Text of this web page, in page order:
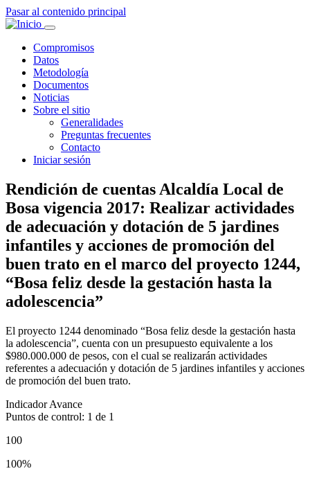
Pasar al contenido principal
Main
navigation
Compromisos
Datos
Metodología
Documentos
Noticias
Sobre el sitio
Generalidades
Preguntas frecuentes
Contacto
Iniciar sesión
Rendición de cuentas Alcaldía Local de
Bosa vigencia 2017: Realizar actividades
de adecuación y dotación de 5 jardines
infantiles y acciones de promoción del
buen trato en el marco del proyecto 1244,
“Bosa feliz desde la gestación hasta la
adolescencia”
El proyecto 1244 denominado “Bosa feliz desde la gestación hasta
la adolescencia”, cuenta con un presupuesto equivalente a los
$980.000.000 de pesos, con el cual se realizarán actividades
referentes a adecuación y dotación de 5 jardines infantiles y acciones
de promoción del buen trato.
Indicador Avance
Puntos de control: 1 de 1
100
100%